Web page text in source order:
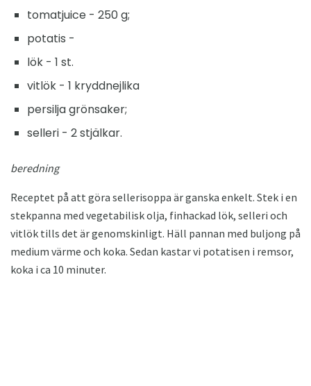
tomatjuice - 250 g;
potatis -
lök - 1 st.
vitlök - 1 kryddnejlika
persilja grönsaker;
selleri - 2 stjälkar.
beredning
Receptet på att göra sellerisoppa är ganska enkelt. Stek i en
stekpanna med vegetabilisk olja, finhackad lök, selleri och
vitlök tills det är genomskinligt. Häll pannan med buljong på
medium värme och koka. Sedan kastar vi potatisen i remsor,
koka i ca 10 minuter.